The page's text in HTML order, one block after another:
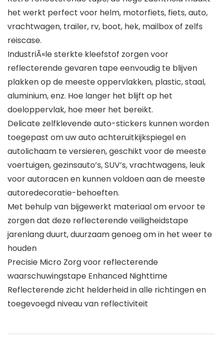
het werkt perfect voor helm, motorfiets, fiets, auto,
vrachtwagen, trailer, rv, boot, hek, mailbox of zelfs
reiscase.
IndustriÃ«le sterkte kleefstof zorgen voor
reflecterende gevaren tape eenvoudig te blijven
plakken op de meeste oppervlakken, plastic, staal,
aluminium, enz. Hoe langer het blijft op het
doeloppervlak, hoe meer het bereikt.
Delicate zelfklevende auto-stickers kunnen worden
toegepast om uw auto achteruitkijkspiegel en
autolichaam te versieren, geschikt voor de meeste
voertuigen, gezinsauto’s, SUV’s, vrachtwagens, leuk
voor autoracen en kunnen voldoen aan de meeste
autoredecoratie-behoeften.
Met behulp van bijgewerkt materiaal om ervoor te
zorgen dat deze reflecterende veiligheidstape
jarenlang duurt, duurzaam genoeg om in het weer te
houden
Precisie Micro Zorg voor reflecterende
waarschuwingstape Enhanced Nighttime
Reflecterende zicht helderheid in alle richtingen en
toegevoegd niveau van reflectiviteit